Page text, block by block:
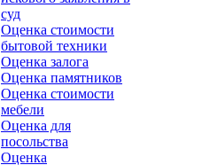
суд
Оценка стоимости
бытовой техники
Оценка залога
Оценка памятников
Оценка стоимости
мебели
Оценка для
посольства
Оценка